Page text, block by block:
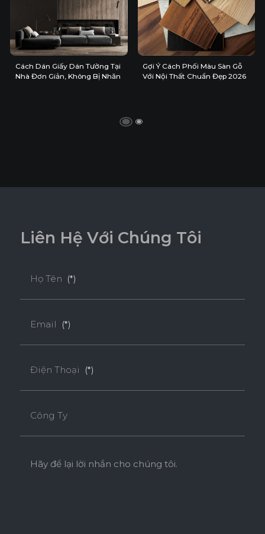
Cách Dán Giấy Dán Tường Tại
Nhà Đơn Giản, Không Bị Nhăn
Gợi Ý Cách Phối Màu Sàn Gỗ
Với Nội Thất Chuẩn Đẹp 2026
Liên Hệ Với Chúng Tôi
Họ Tên (*)
Email (*)
Điện Thoại (*)
Công Ty
Hãy để lại lời nhắn cho chúng tôi.